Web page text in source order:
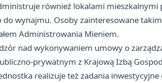
również lokalami mieszkalnymi
do wynajmu. Osoby zainteresowane
Administrowania Mieniem.
nad wykonywaniem umowy o
prywatnym z Krajową Izbą
realizuje też zadania